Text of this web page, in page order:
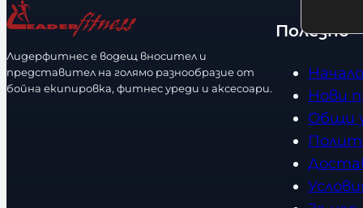
т
а
е
Лидерфитнес е водещ вносител и
представител на голямо разнообразие от
бойна екипировка, фитнес уреди и аксесоари.
Полезно
Начало
Нови
Общи